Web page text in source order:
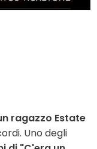
ragazzo Estate
Uno degli